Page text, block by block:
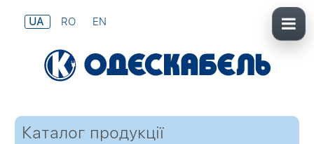
UA RO EN
Каталог продукції